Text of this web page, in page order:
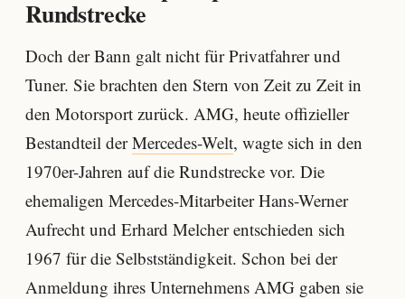
Rundstrecke
Doch der Bann galt nicht für Privatfahrer und
Tuner. Sie brachten den Stern von Zeit zu Zeit in
den Motorsport zurück. AMG, heute offizieller
Bestandteil derMercedes-Welt, wagte sich in den
1970er-Jahren auf die Rundstrecke vor. Die
ehemaligen Mercedes-Mitarbeiter Hans-Werner
Aufrecht und Erhard Melcher entschieden sich
1967 für die Selbstständigkeit. Schon bei der
Anmeldung ihres Unternehmens AMG gaben sie